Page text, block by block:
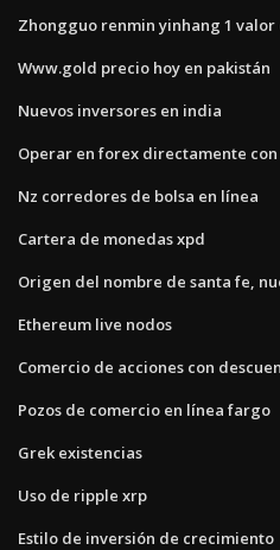
Zhongguo renmin yinhang 1
Www.gold precio hoy en pakistán
Nuevos inversores en india
Operar en forex directamente con
Nz corredores de bolsa en línea
Cartera de monedas xpd
Origen del nombre de santa fe,
Ethereum live nodos
Comercio de acciones con
Pozos de comercio en línea fargo
Grek existencias
Uso de ripple xrp
Estilo de inversión de crecimiento